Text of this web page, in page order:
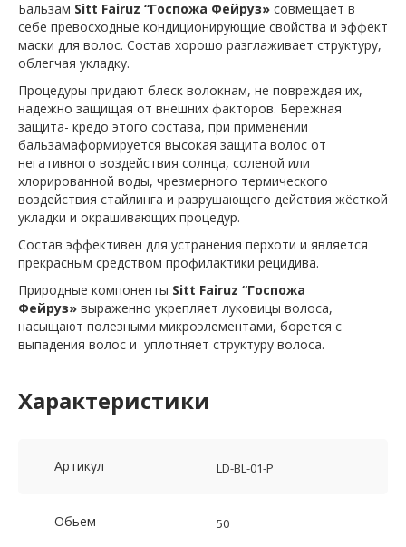
Бальзам Sitt Fairuz “Госпожа Фейруз» совмещает в
себе превосходные кондиционирующие свойства и эффект
маски для волос. Состав хорошо разглаживает структуру,
облегчая укладку.
Процедуры придают блеск волокнам, не повреждая их,
надежно защищая от внешних факторов. Бережная
защита- кредо этого состава, при применении
бальзамаформируется высокая защита волос от
негативного воздействия солнца, соленой или
хлорированной воды, чрезмерного термического
воздействия стайлинга и разрушающего действия жёсткой
укладки и окрашивающих процедур.
Состав эффективен для устранения перхоти и является
прекрасным средством профилактики рецидива.
Природные компоненты Sitt Fairuz “Госпожа
Фейруз» выраженно укрепляет луковицы волоса,
насыщают полезными микроэлементами, борется с
выпадения волос и уплотняет структуру волоса.
Характеристики
Артикул LD-BL-01-P
Обьем 50